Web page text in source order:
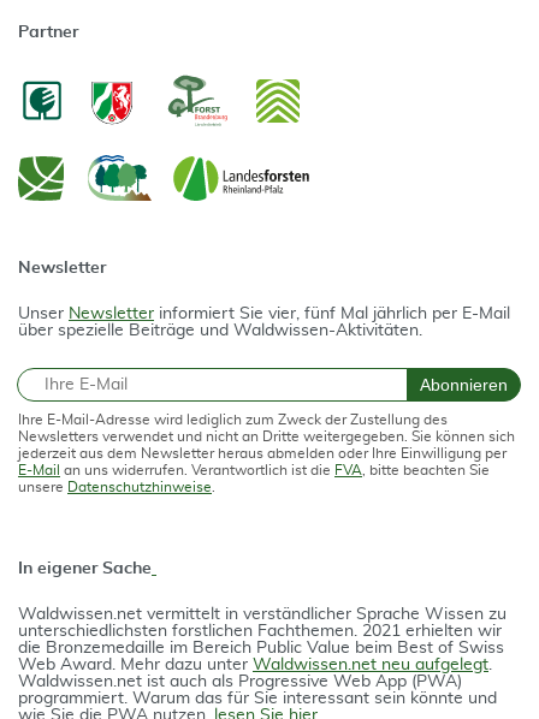
Partner
Newsletter
Unser Newsletter informiert Sie vier, fünf Mal jährlich per E-Mail
über spezielle Beiträge und Waldwissen-Aktivitäten.
E-Mail Abonnieren
Ihre E-Mail-Adresse wird lediglich zum Zweck der Zustellung des
Newsletters verwendet und nicht an Dritte weitergegeben. Sie können sich
jederzeit aus dem Newsletter heraus abmelden oder Ihre Einwilligung per
E-Mail an uns widerrufen. Verantwortlich ist die FVA , bitte beachten Sie
unsere Datenschutzhinweise
In eigener Sache
Waldwissen.net vermittelt in verständlicher Spra­che Wissen zu
unterschiedlichsten forstlichen Fach­themen. 2021 erhielten wir
die Bron­ze­medail­le im Bereich Public Value beim Best of Swiss
Web Award. Mehr dazu unter Waldwissen.net neu aufgelegt.
Waldwissen.net ist auch als Progres­si­ve Web App (PWA)
programmiert. Warum das für Sie interessant sein könnte und
wie Sie die PWA nutzen,
lesen Sie hier